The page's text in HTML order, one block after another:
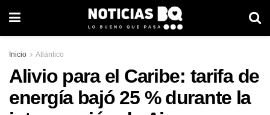
Inicio Atlántico
Alivio para el Caribe: tarifa de
energía bajó 25 % durante la